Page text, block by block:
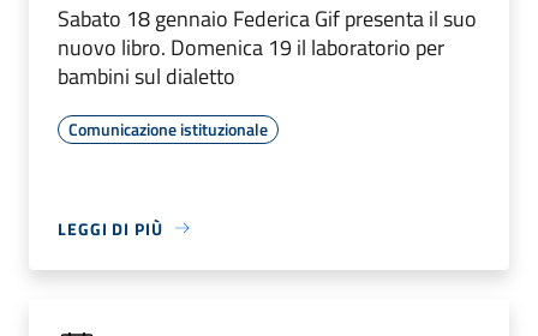
Sabato 18 gennaio Federica Gif presenta il suo
nuovo libro. Domenica 19 il laboratorio per
bambini sul dialetto
Comunicazione istituzionale
LEGGI DI PIÙ